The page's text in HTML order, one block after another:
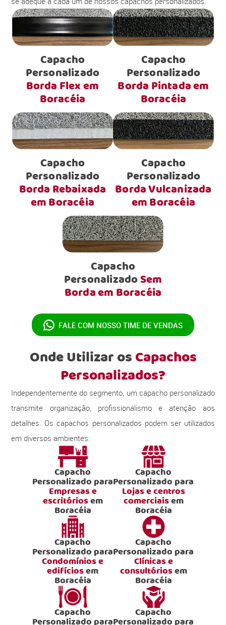
Capacho
Personalizado
Borda Flex em
Boracéia
Capacho
Personalizado
Borda Pintada em
Boracéia
Capacho
Personalizado
Borda Rebaixada
em Boracéia
Capacho
Personalizado
Borda Vulcanizada
em Boracéia
Capacho
PersonalizadoSem
Borda em Boracéia
FALE COM NOSSO TIME DE VENDAS
Onde Utilizar osCapachos
Personalizados?
Independentemente do segmento, um capacho personalizado
transmite organização, profissionalismo e atenção aos
detalhes. Os capachos personalizados podem ser utilizados
em diversos ambientes:
Capacho
Personalizado para
Empresas e
escritóriosem
Boracéia
Capacho
Personalizado para
Lojas e centros
comerciaisem
Boracéia
Capacho
Personalizado para
Condomínios e
edifíciosem
Boracéia
Capacho
Personalizado para
Clínicas e
consultóriosem
Boracéia
Capacho Capacho